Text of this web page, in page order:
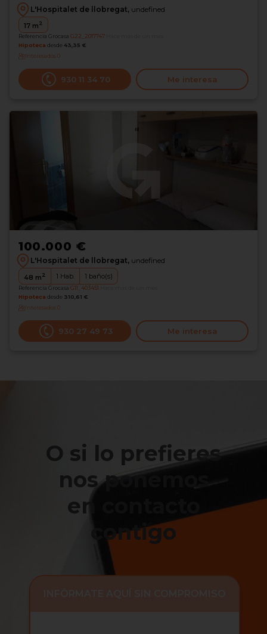
L'Hospitalet de llobregat, undefined
17 m2
Referencia Grocasa G22_2017747
Hipoteca desde 43,35 €
Interesados0
930 11 34 70 Me interesa
100.000 €
L'Hospitalet de llobregat, undefined
48 m2 1 Hab. 1 baño(s)
Referencia Grocasa G11_403451
Hipoteca desde 310,61 €
Interesados0
930 27 49 73 Me interesa
O si lo prefieres
nos ponemos
en contacto
contigo